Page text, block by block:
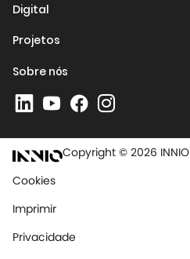
Digital
Projetos
Sobre nós
Copyright © 2026 INNIO
Cookies
Imprimir
Privacidade